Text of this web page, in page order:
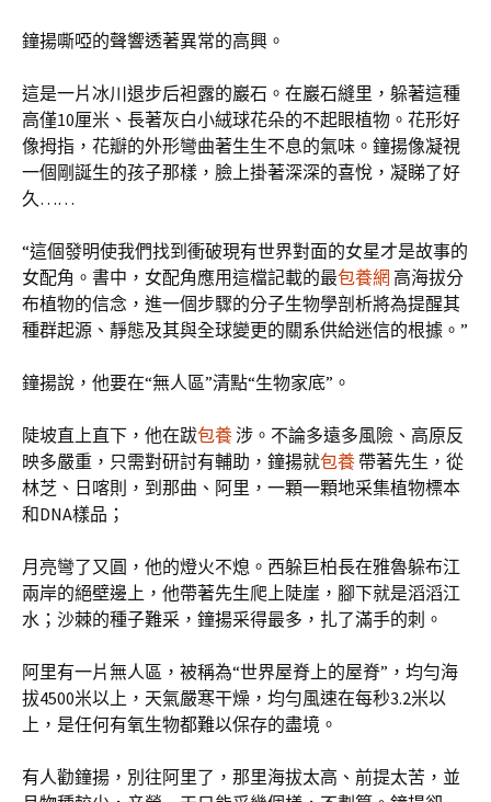
鐘揚嘶啞的聲響透著異常的高興。
這是一片冰川退步后袒露的巖石。在巖石縫里，躲著這種
高僅10厘米、長著灰白小絨球花朵的不起眼植物。花形好
像拇指，花瓣的外形彎曲著生生不息的氣味。鐘揚像凝視
一個剛誕生的孩子那樣，臉上掛著深深的喜悅，凝睇了好
久……
“這個發明使我們找到衝破現有世界對面的女星才是故事的
女配角。書中，女配角應用這檔記載的最包養網 高海拔分
布植物的信念，進一個步驟的分子生物學剖析將為提醒其
種群起源、靜態及其與全球變更的關系供給迷信的根據。”
鐘揚說，他要在“無人區”清點“生物家底”。
陡坡直上直下，他在跋包養涉。不論多遠多風險、高原反
映多嚴重，只需對研討有輔助，鐘揚就包養 帶著先生，從
林芝、日喀則，到那曲、阿里，一顆一顆地采集植物標本
和DNA樣品；
月亮彎了又圓，他的燈火不熄。西躲巨柏長在雅魯躲布江
兩岸的絕壁邊上，他帶著先生爬上陡崖，腳下就是滔滔江
水；沙棘的種子難采，鐘揚采得最多，扎了滿手的刺。
阿里有一片無人區，被稱為“世界屋脊上的屋脊”，均勻海
拔4500米以上，天氣嚴寒干燥，均勻風速在每秒3.2米以
上，是任何有氧生物都難以保存的盡境。
有人勸鐘揚，別往阿里了，那里海拔太高、前提太苦，並